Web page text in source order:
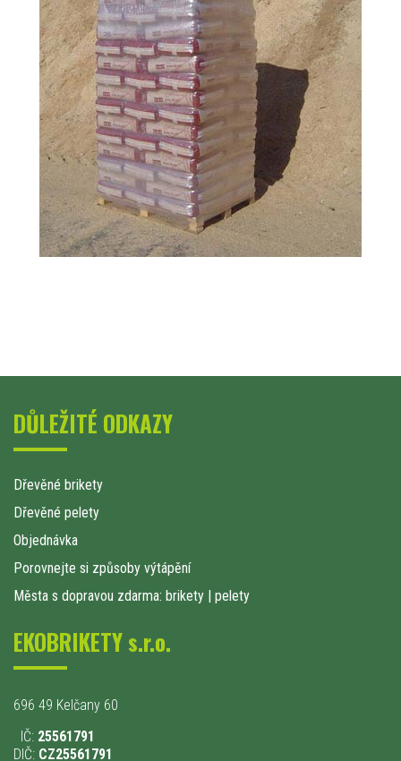
DŮLEŽITÉ ODKAZY
Dřevěné brikety
Dřevěné pelety
Objednávka
Porovnejte si způsoby výtápění
Města s dopravou zdarma: brikety | pelety
EKOBRIKETY s.r.o.
696 49 Kelčany 60
IČ: 25561791
DIČ: CZ25561791